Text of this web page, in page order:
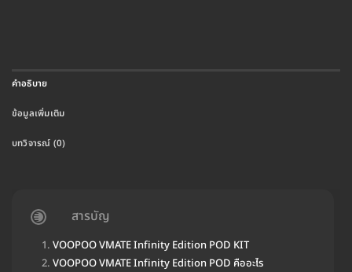
คำอธิบาย
ข้อมูลเพิ่มเติม
บทวิจารณ์ (0)
สารบัญ
VOOPOO VMATE Infinity Edition POD KIT
VOOPOO VMATE Infinity Edition POD คืออะไร